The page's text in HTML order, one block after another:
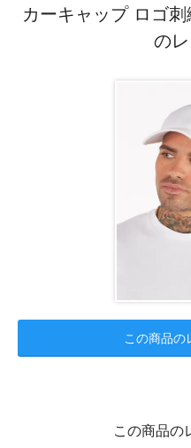
カーキャップ ロゴ
の
この商品の
この商品の